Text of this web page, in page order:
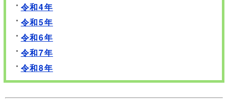
令和4年
令和5年
令和6年
令和7年
令和8年